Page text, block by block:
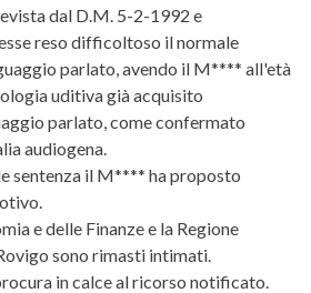
dal D.M. 5-2-1992 e
reso difficoltoso il normale
parlato, avendo il M**** all'età
uditiva già acquisito
parlato, come confermato
audiogena.
sentenza il M**** ha proposto
e delle Finanze e la Regione
sono rimasti intimati.
in calce al ricorso notificato.